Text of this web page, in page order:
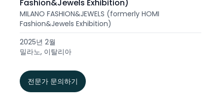
Fashion&Jewels Exhibition)
MILANO FASHION&JEWELS (formerly HOMI
Fashion&Jewels Exhibition)
2025년 2월
밀라노, 이탈리아
전문가 문의하기